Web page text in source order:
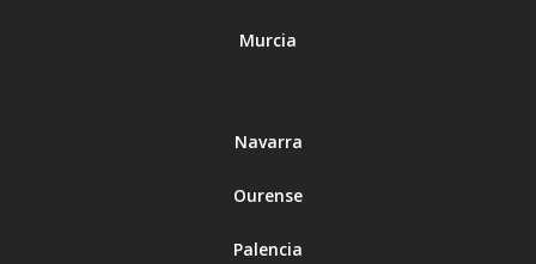
Murcia
Navarra
Ourense
Palencia